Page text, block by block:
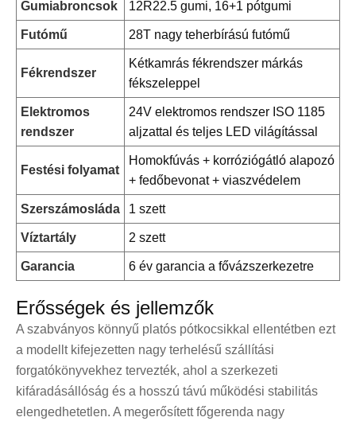
Gumiabroncsok 12R22.5 gumi, 16+1 pótgumi
Futómű 28T nagy teherbírású futómű
Fékrendszer
Kétkamrás fékrendszer márkás
fékszeleppel
Elektromos
rendszer
24V elektromos rendszer ISO 1185
aljzattal és teljes LED világítással
Festési folyamat
Homokfúvás + korróziógátló alapozó
+ fedőbevonat + viaszvédelem
Szerszámosláda 1 szett
Víztartály 2 szett
Garancia 6 év garancia a fővázszerkezetre
Erősségek és jellemzők
A szabványos könnyű platós pótkocsikkal ellentétben ezt
a modellt kifejezetten nagy terhelésű szállítási
forgatókönyvekhez tervezték, ahol a szerkezeti
kifáradásállóság és a hosszú távú működési stabilitás
elengedhetetlen. A megerősített főgerenda nagy